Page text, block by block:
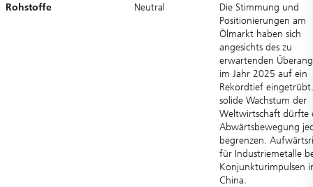
Rohstoffe Neutral
Die Stimmung und
Positionierungen am
Ölmarkt haben sich
angesichts des zu
erwartenden
im Jahr 2025 auf ein
Rekordtief
solide Wachstum der
Weltwirtschaft dürfte
Abwärtsbewegung
begrenzen.
für Industriemetalle
Konjunkturimpulsen
China.